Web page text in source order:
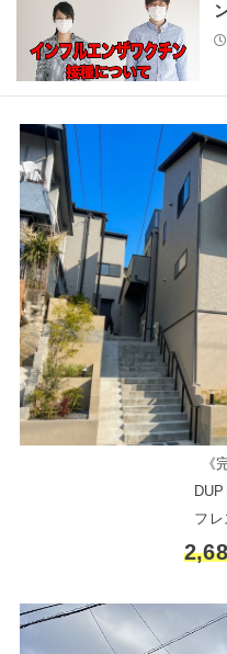
《
フレ